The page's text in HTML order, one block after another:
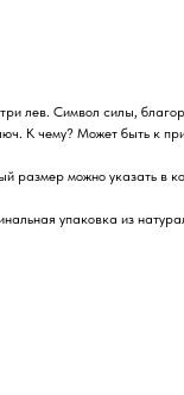
лев. Символ силы,
К чему? Может быть к
размер можно указать в
упаковка из